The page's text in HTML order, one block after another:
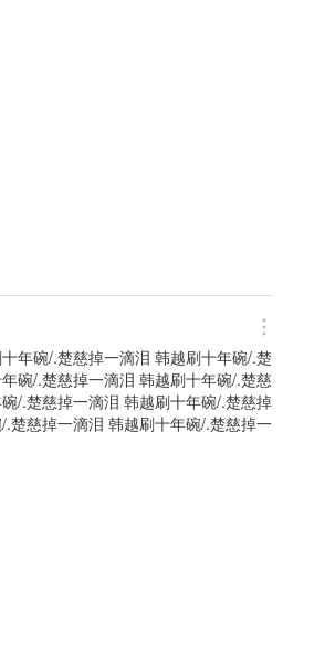
年碗/.楚慈掉一滴泪 韩越刷十年碗/.楚
碗/.楚慈掉一滴泪 韩越刷十年碗/.楚慈
/.楚慈掉一滴泪 韩越刷十年碗/.楚慈掉
楚慈掉一滴泪 韩越刷十年碗/.楚慈掉一